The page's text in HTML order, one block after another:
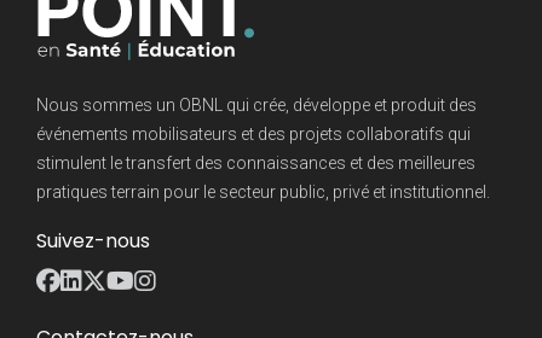
Nous sommes un OBNL qui crée, développe et produit des
événements mobilisateurs et des projets collaboratifs qui
stimulent le transfert des connaissances et des meilleures
pratiques terrain pour le secteur public, privé et institutionnel.
Suivez-nous